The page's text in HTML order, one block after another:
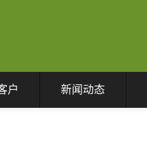
户 新闻动态